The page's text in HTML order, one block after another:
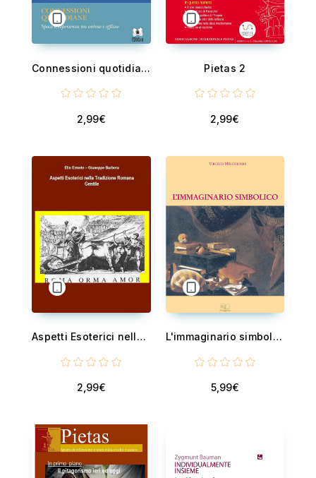
Connessioni quotidiane
2,99€
Pietas 2
2,99€
Aspetti Esoterici nella Tradizione Romana Gentile
2,99€
L'immaginario simbolico
5,99€